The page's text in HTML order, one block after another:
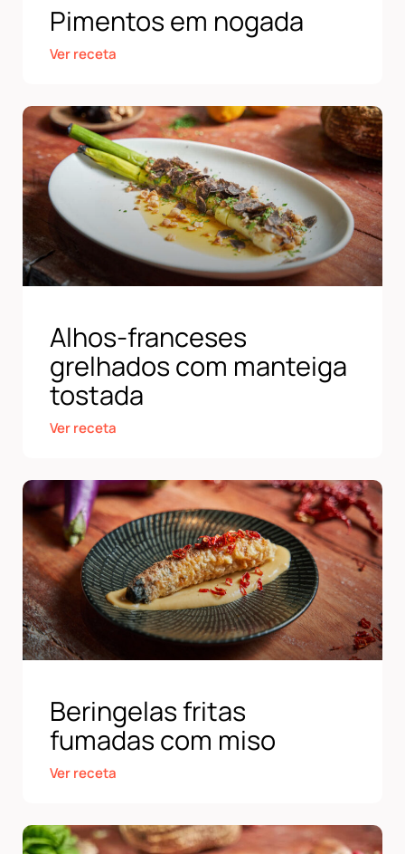
Pimentos em nogada
Ver receta
Alhos-franceses
grelhados com manteiga
tostada
Ver receta
Beringelas fritas
fumadas com miso
Ver receta